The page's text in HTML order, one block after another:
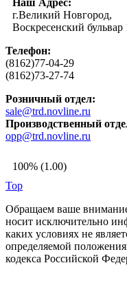
г.Великий Новгород,
Воскресенский бульвар
Телефон:
(8162)77-04-29
(8162)73-27-74
Розничный отдел:
sale@trd.novline.ru
Производственный
opp@trd.novline.ru
100% (1.00)
Top
Обращаем ваше
носит исключительно
каких условиях не
определяемой
кодекса Российской